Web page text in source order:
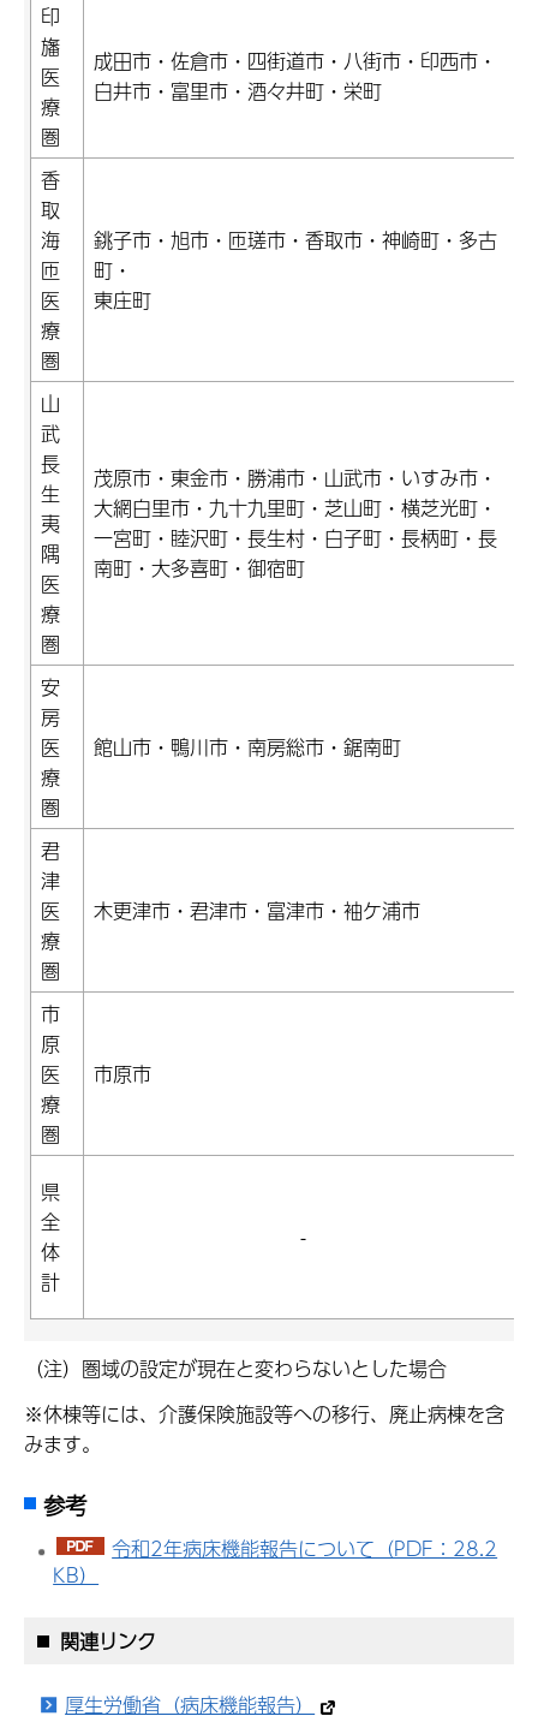
印
旛
医
療
圏
成田市・佐倉市・四街道市・八街市・印西市・
白井市・富里市・酒々井町・栄町
香
取
海
匝
医
療
圏
銚子市・旭市・匝瑳市・香取市・神崎町・多古
町・
東庄町
山
武
長
生
夷
隅
医
療
圏
茂原市・東金市・勝浦市・山武市・いすみ市・
大網白里市・九十九里町・芝山町・横芝光町・
一宮町・睦沢町・長生村・白子町・長柄町・長
南町・大多喜町・御宿町
安
房
医
療
圏
館山市・鴨川市・南房総市・鋸南町
君
津
医
療
圏
木更津市・君津市・富津市・袖ケ浦市
市
原
医
療
圏
市原市
県
全
体
計
-
（注）圏域の設定が現在と変わらないとした場合
※休棟等には、介護保険施設等への移行、廃止病棟を含
みます。
参考
令和2年病床機能報告について（PDF：28.2
KB）
関連リンク
厚生労働省（病床機能報告）